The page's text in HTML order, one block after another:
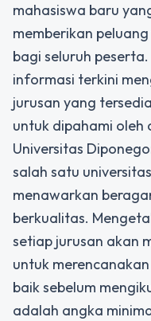
mahasiswa baru
memberikan
bagi seluruh
informasi terkini
jurusan yang
untuk dipahami oleh
Universitas
salah satu
menawarkan
berkualitas.
setiap jurusan akan
untuk
baik sebelum
adalah angka